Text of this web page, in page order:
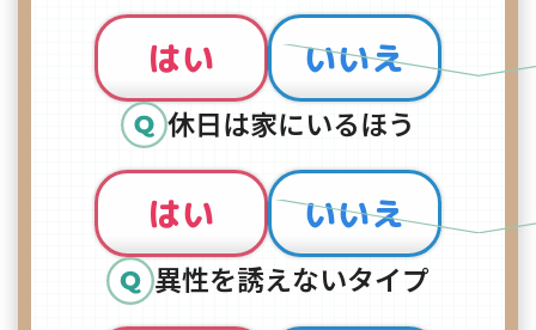
はい いいえ
休日は家にいるほう
はい いいえ
異性を誘えないタイプ